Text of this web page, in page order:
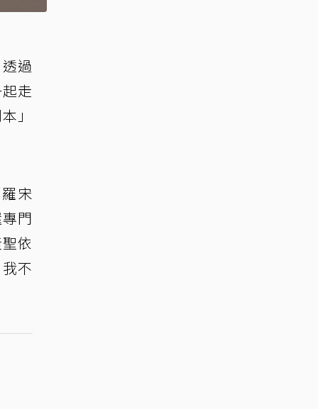
過
走
」
宋
門
依
不